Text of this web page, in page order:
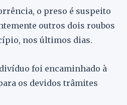
o preso é suspeito
outros dois roubos
nos últimos dias.
foi encaminhado à
os devidos trâmites